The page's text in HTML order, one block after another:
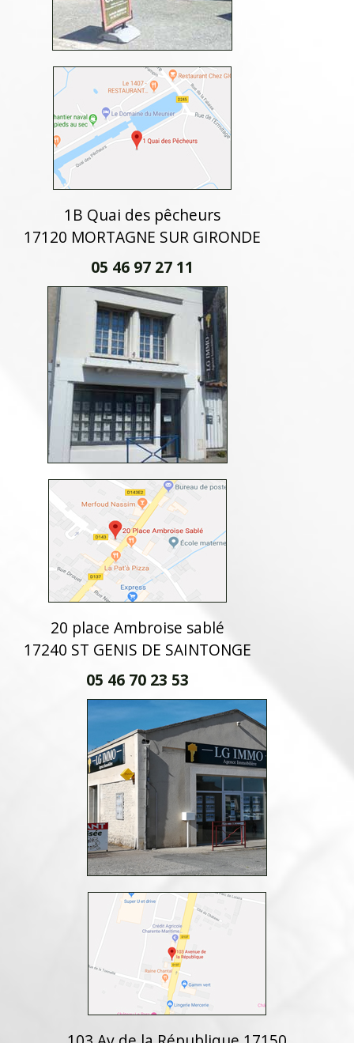
1B Quai des pêcheurs
17120 MORTAGNE SUR GIRONDE
05 46 97 27 11
20 place Ambroise sablé
17240 ST GENIS DE SAINTONGE
05 46 70 23 53